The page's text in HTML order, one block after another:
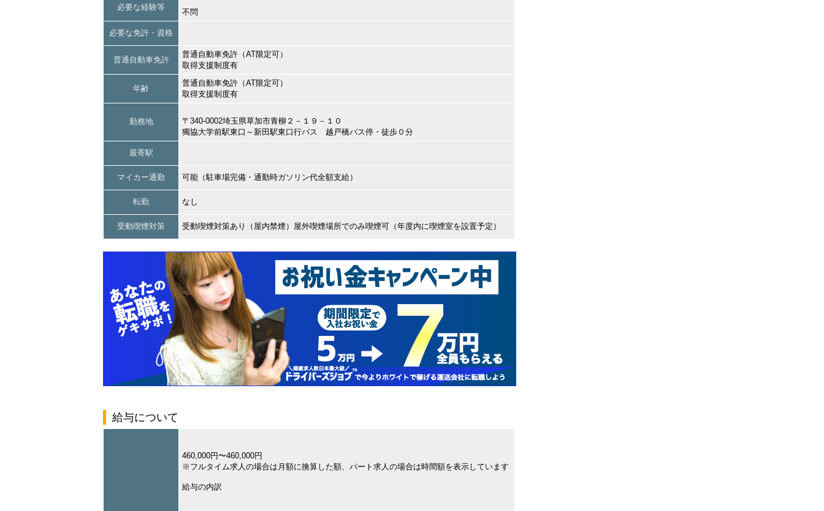
必要な経験等
不問
必要な免許・資格
普通自動車免許
普通自動車免許（AT限定可）
取得支援制度有
年齢
普通自動車免許（AT限定可）
取得支援制度有
勤務地
〒340-0002埼玉県草加市青柳２－１９－１０
獨協大学前駅東口～新田駅東口行バス 越戸橋バス停・徒歩０分
最寄駅
マイカー通勤 可能（駐車場完備・通勤時ガソリン代全額支給）
転勤 なし
受動喫煙対策 受動喫煙対策あり（屋内禁煙）屋外喫煙場所でのみ喫煙可（年度内に喫煙室を設置予定）
給与について
460,000円〜460,000円
※フルタイム求人の場合は月額に換算した額、パート求人の場合は時間額を表示しています
給与の内訳